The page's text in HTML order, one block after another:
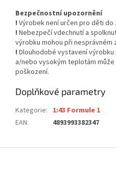
Bezpečnostní upozornění
! Výrobek není určen pro děti do
! Nebezpečí vdechnutí a
výrobku mohou při nesprávném
! Dlouhodobé vystavení
a/nebo vysokým teplotám
poškození.
Doplňkové parametry
Kategorie: 1:43 Formule 1
EAN: 4893993382347